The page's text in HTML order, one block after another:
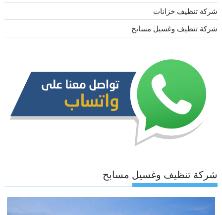
شركة تنظيف خزانات
شركة تنظيف وغسيل مسابح
شركة تنظيف وغسيل مسابح